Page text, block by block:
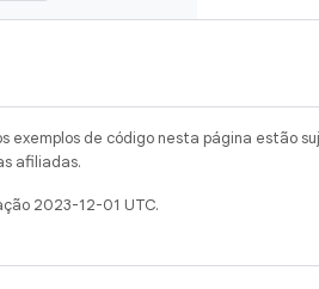
exemplos de código nesta página estão
afiliadas.
2023-12-01 UTC.